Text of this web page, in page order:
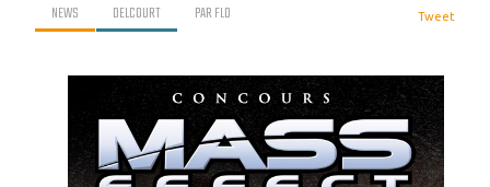
NEWS DELCOURT PARFLO Tweet